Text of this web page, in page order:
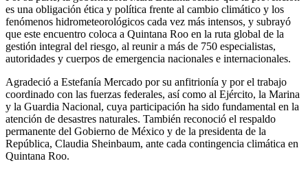
es una obligación ética y política frente al cambio climático y los
fenómenos hidrometeorológicos cada vez más intensos, y subrayó
que este encuentro coloca a Quintana Roo en la ruta global de la
gestión integral del riesgo, al reunir a más de 750 especialistas,
autoridades y cuerpos de emergencia nacionales e internacionales.
Agradeció a Estefanía Mercado por su anfitrionía y por el trabajo
coordinado con las fuerzas federales, así como al Ejército, la Marina
y la Guardia Nacional, cuya participación ha sido fundamental en la
atención de desastres naturales. También reconoció el respaldo
permanente del Gobierno de México y de la presidenta de la
República, Claudia Sheinbaum, ante cada contingencia climática en
Quintana Roo.